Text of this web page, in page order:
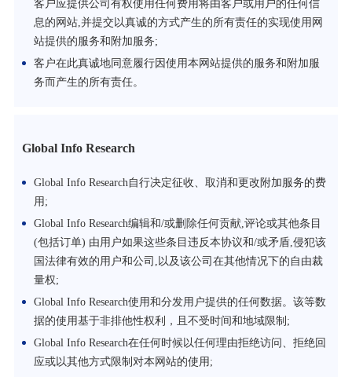
客户应提供公司有权使用任何费用将由客户或用户的任何信
息的网站,并提交以真诚的方式产生的所有责任的实现使用网
站提供的服务和附加服务;
客户在此真诚地同意履行因使用本网站提供的服务和附加服
务而产生的所有责任。
Global Info Research
Global Info Research自行决定征收、取消和更改附加服务的费
用;
Global Info Research编辑和/或删除任何贡献,评论或其他条目
(包括订单) 由用户如果这些条目违反本协议和/或矛盾,侵犯该
国法律有效的用户和公司,以及该公司在其他情况下的自由裁
量权;
Global Info Research使用和分发用户提供的任何数据。该等数
据的使用基于非排他性权利，且不受时间和地域限制;
Global Info Research在任何时候以任何理由拒绝访问、拒绝回
应或以其他方式限制对本网站的使用;